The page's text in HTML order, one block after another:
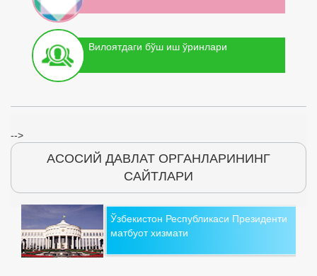
Вилоятдаги бўш иш ўринлари
-->
АСОСИЙ ДАВЛАТ ОРГАНЛАРИНИНГ
САЙТЛАРИ
Ўзбекистон Республикаси Президенти
матбуот хизмати